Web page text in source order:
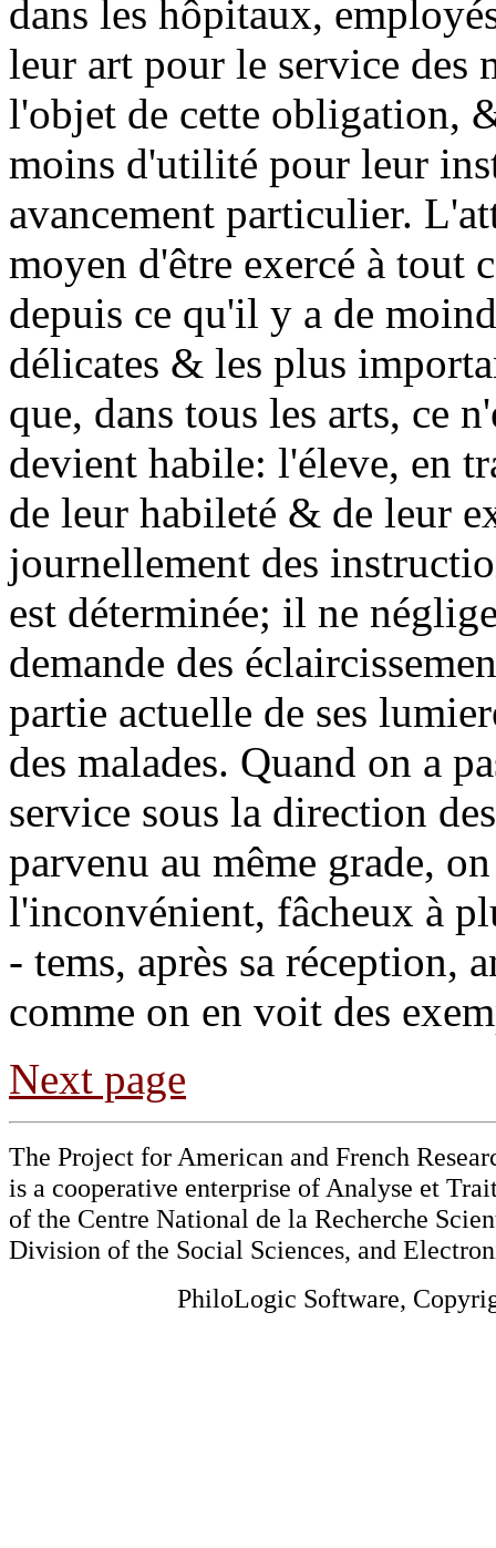
dans les hôpitaux,
leur art pour le service des
l'objet de cette obligation,
moins d'utilité pour leur
avancement particulier.
moyen d'être exercé à tout
depuis ce qu'il y a de
délicates & les plus
que, dans tous les arts, ce
devient habile: l'éleve, en
de leur habileté & de leur
journellement des
est déterminée; il ne
demande des
partie actuelle de ses
des malades. Quand on a
service sous la direction
parvenu au même grade,
l'inconvénient, fâcheux à
- tems, après sa réception,
comme on en voit des
Next page
The Project for American and French
is a cooperative enterprise of Analyse et
of the Centre National de la Recherche
Division of the Social Sciences, and
PhiloLogic Software,